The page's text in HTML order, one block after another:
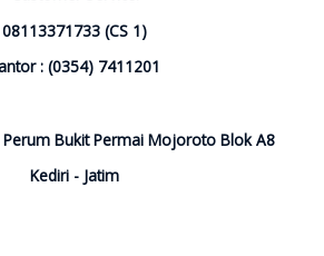
08113371733 (CS 1)
: (0354) 7411201
Perum Bukit Permai Mojoroto Blok A8
Kediri - Jatim